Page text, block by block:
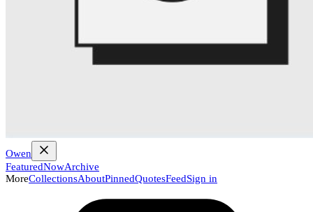
Owen
FeaturedNowArchive
MoreCollectionsAboutPinnedQuotesFeedSign in